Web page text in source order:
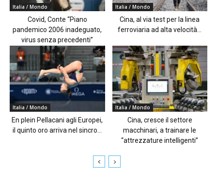
Italia / Mondo
Covid, Conte “Piano
pandemico 2006 inadeguato,
virus senza precedenti”
Italia / Mondo
Cina, al via test per la linea
ferroviaria ad alta velocità...
Italia / Mondo
En plein Pellacani agli Europei,
il quinto oro arriva nel sincro...
Italia / Mondo
Cina, cresce il settore
macchinari, a trainare le
“attrezzature intelligenti”